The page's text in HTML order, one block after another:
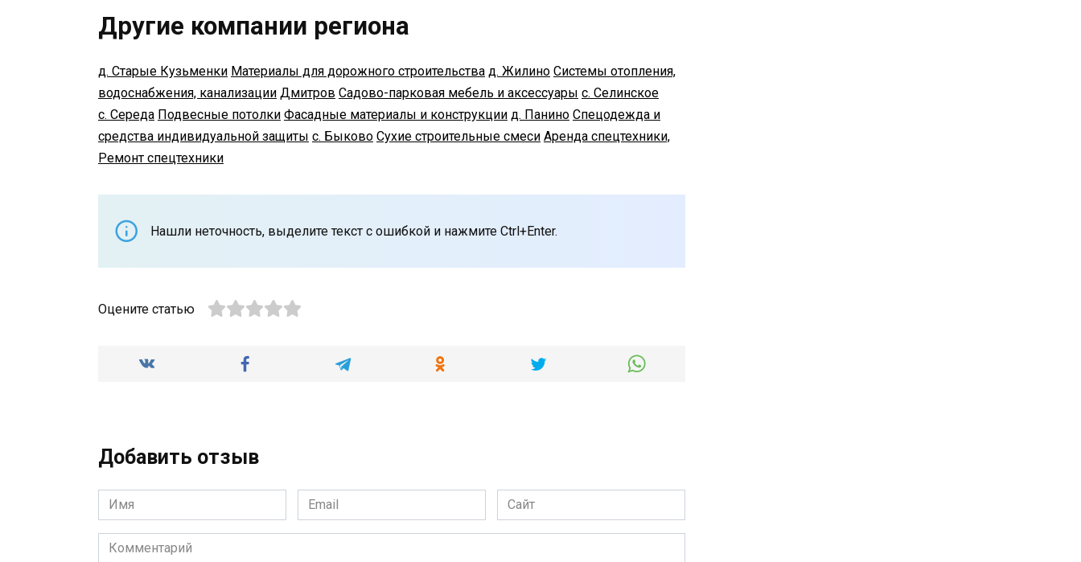
Другие компании региона
д. Старые Кузьменки Материалы для дорожного строительства д. Жилино Системы отопления,
водоснабжения, канализации Дмитров Садово-парковая мебель и аксессуары с. Селинское
с. Середа Подвесные потолки Фасадные материалы и конструкции д. Панино Спецодежда и
средства индивидуальной защиты с. Быково Сухие строительные смеси Аренда спецтехники,
Ремонт спецтехники
Нашли неточность, выделите текст с ошибкой и нажмите Ctrl+Enter.
Оцените статью
Добавить отзыв
Имя
*
Email
*
Сайт
Комментарий